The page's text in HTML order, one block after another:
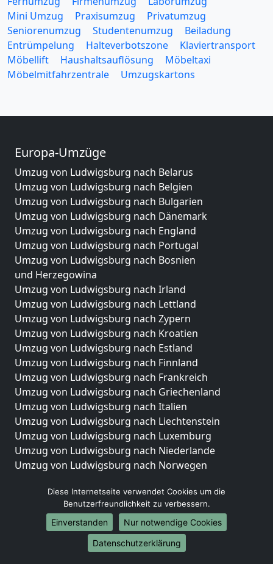
Mini Umzug
Praxisumzug
Privatumzug
Seniorenumzug
Studentenumzug
Beiladung
Entrümpelung
Halteverbotszone
Klaviertransport
Möbellift
Haushaltsauflösung
Möbeltaxi
Möbelmitfahrzentrale
Umzugskartons
Europa-Umzüge
Umzug von Ludwigsburg nach Belarus
Umzug von Ludwigsburg nach Belgien
Umzug von Ludwigsburg nach Bulgarien
Umzug von Ludwigsburg nach Dänemark
Umzug von Ludwigsburg nach England
Umzug von Ludwigsburg nach Portugal
Umzug von Ludwigsburg nach Bosnien
und Herzegowina
Umzug von Ludwigsburg nach Irland
Umzug von Ludwigsburg nach Lettland
Umzug von Ludwigsburg nach Zypern
Umzug von Ludwigsburg nach Kroatien
Umzug von Ludwigsburg nach Estland
Umzug von Ludwigsburg nach Finnland
Umzug von Ludwigsburg nach Frankreich
Umzug von Ludwigsburg nach Griechenland
Umzug von Ludwigsburg nach Italien
Umzug von Ludwigsburg nach Liechtenstein
Umzug von Ludwigsburg nach Luxemburg
Umzug von Ludwigsburg nach Niederlande
Umzug von Ludwigsburg nach Norwegen
Umzüge-Deutschlandweit
Umzug von Ludwigsburg nach Berlin
Umzug von Ludwigsburg nach Hamburg
Umzug von Ludwigsburg nach München
Umzug von Ludwigsburg nach Köln
Diese Internetseite verwendet Cookies um die
Benutzerfreundlichkeit zu verbessern.
Einverstanden
Nur notwendige Cookies
Datenschutzerklärung